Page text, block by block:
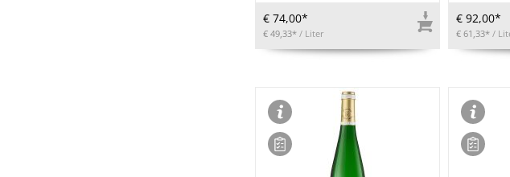
€ 74,00*
€ 49,33* / Liter
€ 92,00*
€ 61,33* /